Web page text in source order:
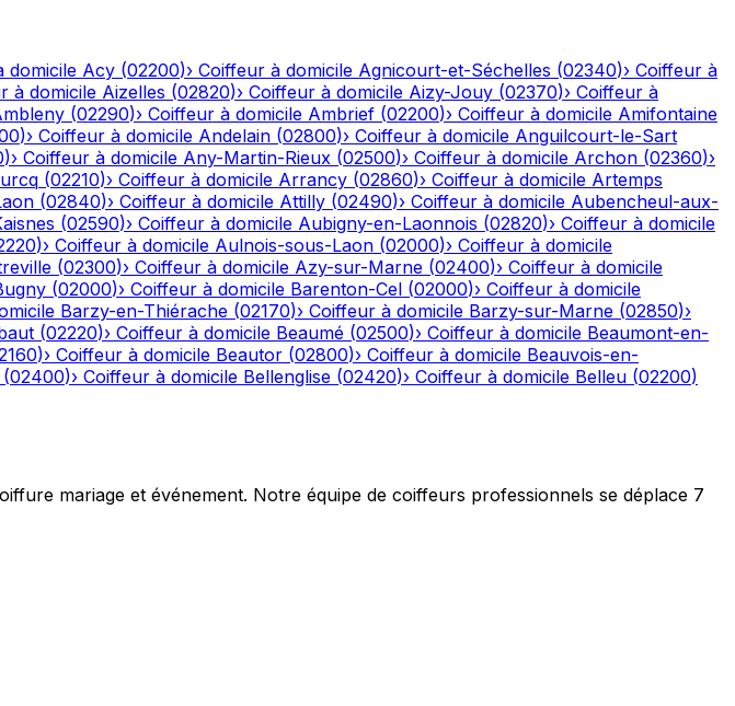
domicile Acy (02200)› Coiffeur à domicile Agnicourt-et-Séchelles (02340)› Coiffeur à
à domicile Aizelles (02820)› Coiffeur à domicile Aizy-Jouy (02370)› Coiffeur à
(02290)› Coiffeur à domicile Ambrief (02200)› Coiffeur à domicile Amifontaine
)› Coiffeur à domicile Andelain (02800)› Coiffeur à domicile Anguilcourt-le-Sart
)› Coiffeur à domicile Any-Martin-Rieux (02500)› Coiffeur à domicile Archon (02360)›
(02210)› Coiffeur à domicile Arrancy (02860)› Coiffeur à domicile Artemps
(02840)› Coiffeur à domicile Attilly (02490)› Coiffeur à domicile Aubencheul-aux-
(02590)› Coiffeur à domicile Aubigny-en-Laonnois (02820)› Coiffeur à domicile
)› Coiffeur à domicile Aulnois-sous-Laon (02000)› Coiffeur à domicile
(02300)› Coiffeur à domicile Azy-sur-Marne (02400)› Coiffeur à domicile
(02000)› Coiffeur à domicile Barenton-Cel (02000)› Coiffeur à domicile
Barzy-en-Thiérache (02170)› Coiffeur à domicile Barzy-sur-Marne (02850)›
(02220)› Coiffeur à domicile Beaumé (02500)› Coiffeur à domicile Beaumont-en-
)› Coiffeur à domicile Beautor (02800)› Coiffeur à domicile Beauvois-en-
(02400)› Coiffeur à domicile Bellenglise (02420)› Coiffeur à domicile Belleu (02200)
mariage et événement. Notre équipe de coiffeurs professionnels se déplace 7